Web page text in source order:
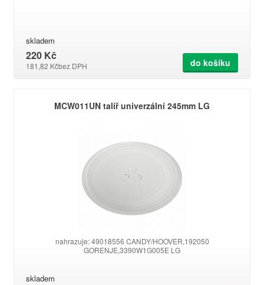
skladem
220 Kč
181,82 Kčbez DPH do košíku
MCW011UN talíř univerzální 245mm LG
nahrazuje: 49018556 CANDY/HOOVER,192050
GORENJE,3390W1G005E LG
skladem